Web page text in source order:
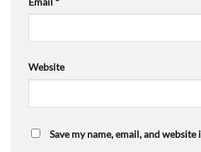
Website
Save my name, email, and